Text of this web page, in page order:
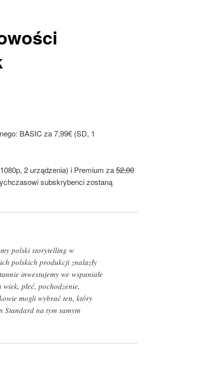
BASIC za 7,99€ (SD, 1
2 urządzenia) i Premium za52,00
subskrybenci zostaną
polski storytelling w
polskich produkcji znalazły
inwestujemy we wspaniałe
płeć, pochodzenie,
mogli wybrać ten, który
Standard na tym samym